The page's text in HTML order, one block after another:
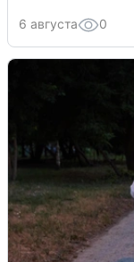
6 августа 0